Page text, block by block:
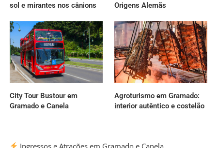
sol e mirantes nos cânions
Origens Alemãs
City Tour Bustour em
Gramado e Canela
Agroturismo em Gramado:
interior autêntico e costelão
Ingressos e Atrações em Gramado e Canela